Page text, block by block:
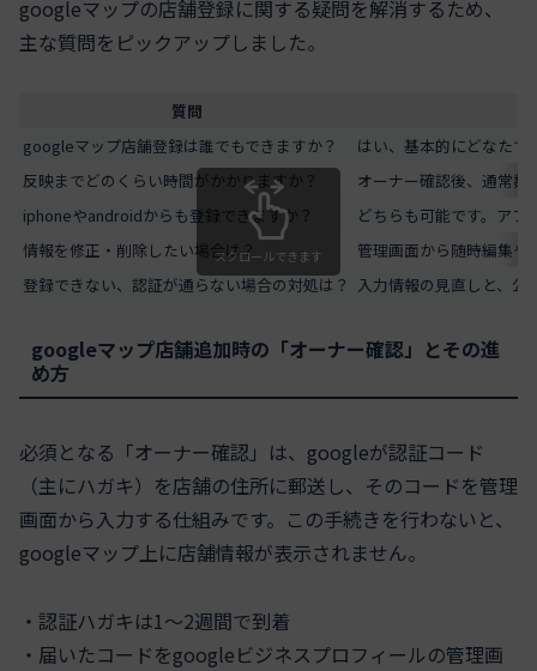
googleマップの店舗登録に関する疑問を解消するため、
主な質問をピックアップしました。
質問
googleマップ店舗登録は誰でもできますか？
はい、基本的にどなたで
反映までどのくらい時間がかかりますか？
オーナー確認後、通常数
iphoneやandroidからも登録できますか？
どちらも可能です。アプ
情報を修正・削除したい場合は？
管理画面から随時編集や
登録できない、認証が通らない場合の対処は？ 入力情報の見直しと、公
スクロールできます
googleマップ店舗追加時の「オーナー確認」とその進
め方
必須となる「オーナー確認」は、googleが認証コード
（主にハガキ）を店舗の住所に郵送し、そのコードを管理
画面から入力する仕組みです。この手続きを行わないと、
googleマップ上に店舗情報が表示されません。
・認証ハガキは1〜2週間で到着
・届いたコードをgoogleビジネスプロフィールの管理画